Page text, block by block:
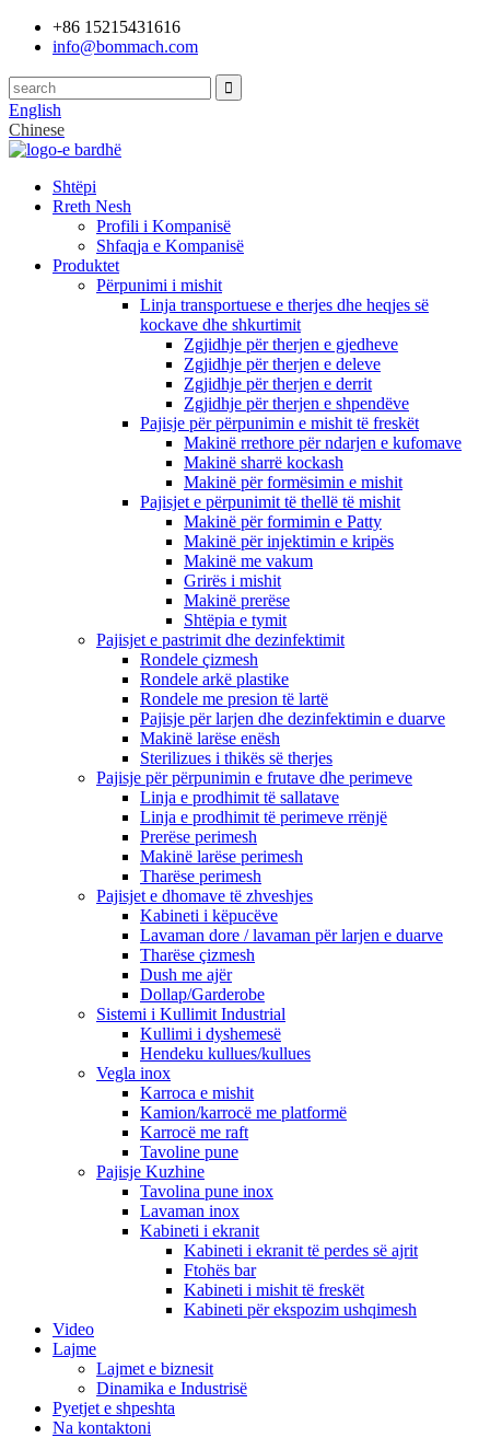
+86 15215431616
info@bommach.com
English
Chinese
Shtëpi
Rreth Nesh
Profili i Kompanisë
Shfaqja e Kompanisë
Produktet
Përpunimi i mishit
Linja transportuese e therjes dhe heqjes së
kockave dhe shkurtimit
Zgjidhje për therjen e gjedheve
Zgjidhje për therjen e deleve
Zgjidhje për therjen e derrit
Zgjidhje për therjen e shpendëve
Pajisje për përpunimin e mishit të freskët
Makinë rrethore për ndarjen e kufomave
Makinë sharrë kockash
Makinë për formësimin e mishit
Pajisjet e përpunimit të thellë të mishit
Makinë për formimin e Patty
Makinë për injektimin e kripës
Makinë me vakum
Grirës i mishit
Makinë prerëse
Shtëpia e tymit
Pajisjet e pastrimit dhe dezinfektimit
Rondele çizmesh
Rondele arkë plastike
Rondele me presion të lartë
Pajisje për larjen dhe dezinfektimin e duarve
Makinë larëse enësh
Sterilizues i thikës së therjes
Pajisje për përpunimin e frutave dhe perimeve
Linja e prodhimit të sallatave
Linja e prodhimit të perimeve rrënjë
Prerëse perimesh
Makinë larëse perimesh
Tharëse perimesh
Pajisjet e dhomave të zhveshjes
Kabineti i këpucëve
Lavaman dore / lavaman për larjen e duarve
Tharëse çizmesh
Dush me ajër
Dollap/Garderobe
Sistemi i Kullimit Industrial
Kullimi i dyshemesë
Hendeku kullues/kullues
Vegla inox
Karroca e mishit
Kamion/karrocë me platformë
Karrocë me raft
Tavoline pune
Pajisje Kuzhine
Tavolina pune inox
Lavaman inox
Kabineti i ekranit
Kabineti i ekranit të perdes së ajrit
Ftohës bar
Kabineti i mishit të freskët
Kabineti për ekspozim ushqimesh
Video
Lajme
Lajmet e biznesit
Dinamika e Industrisë
Pyetjet e shpeshta
Na kontaktoni